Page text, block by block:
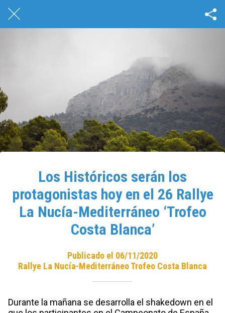
Los Históricos serán los
protagonistas hoy en el 26 Rallye
La Nucía-Mediterráneo ‘Trofeo
Costa Blanca’
Publicado el 06/11/2020
Rallye La Nucía-Mediterráneo Trofeo Costa Blanca
Durante la mañana se desarrolla el shakedown en el